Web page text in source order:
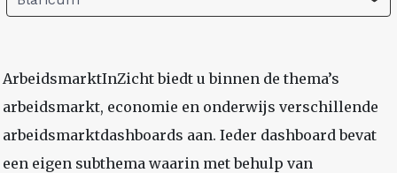
ArbeidsmarktInZicht biedt u binnen de thema’s
arbeidsmarkt, economie en onderwijs verschillende
arbeidsmarktdashboards aan. Ieder dashboard bevat
een eigen subthema waarin met behulp van